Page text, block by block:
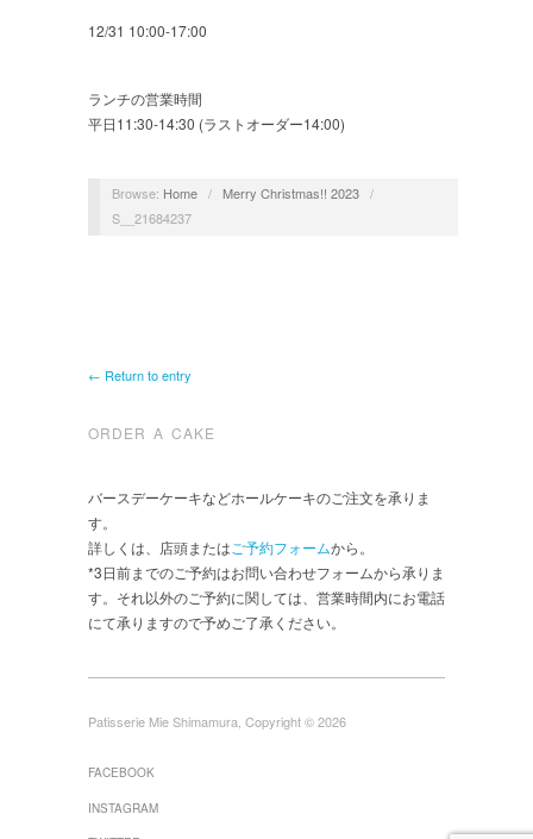
12/31 10:00-17:00
ランチの営業時間
平日11:30-14:30 (ラストオーダー14:00)
Browse: Home / Merry Christmas!! 2023 /
S__21684237
← Return to entry
ORDER A CAKE
バースデーケーキなどホールケーキのご注文を承りま
す。
詳しくは、店頭またはご予約フォームから。
*3日前までのご予約はお問い合わせフォームから承りま
す。それ以外のご予約に関しては、営業時間内にお電話
にて承りますので予めご了承ください。
Patisserie Mie Shimamura, Copyright © 2026
FACEBOOK
INSTAGRAM